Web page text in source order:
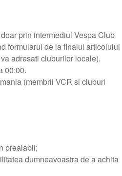
prin intermediul Vespa Club
formularul de la finalul articolului
adresati cluburilor locale).
00:00.
(membrii VCR si cluburi
prealabil;
dumneavoastra de a achita